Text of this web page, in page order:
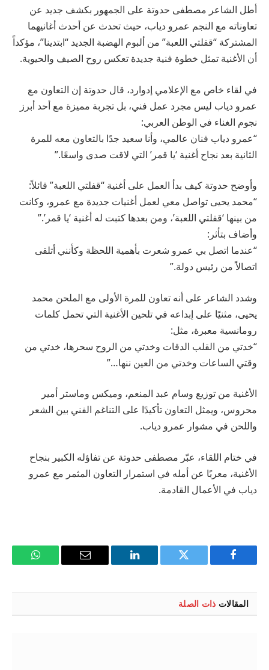
أطل الشاعر مصطفى حدوتة على الجمهور بكشف جديد عن
تعاوناته مع النجم عمرو دياب، حيث تحدث عن أحدث أغانيهما
المشتركة “قفلتي اللعبة” من ألبوم الهضبة الجديد “ابتدينا”، مؤكداً
أن الأغنية تمثل خطوة فنية جديدة تعكس روح الصيف والحيوية.
في لقاء خاص مع الإعلامي إدوارد، قال حدوتة إن التعاون مع
عمرو دياب ليس مجرد عمل فني، بل تجربة مميزة مع أحد أبرز
نجوم الغناء في الوطن العربي:
“عمرو دياب فنان عالمي، وأنا سعيد جدًا بالتعاون معه للمرة
الثانية بعد نجاح أغنية ‘يا قمر’ التي لاقت صدى واسعًا.”
وأوضح حدوتة كيف بدأ العمل على أغنية “قفلتي اللعبة” قائلاً:
“محمد يحيى تواصل معي لعمل أغنيات جديدة مع عمرو، وكانت
من بينها ‘قفلتي اللعبة’، ومن بعدها كتبت له أغنية ‘يا قمر’.”
وأضاف بتأثر:
“عندما اتصل بي عمرو شعرت بأهمية اللحظة وكأنني أتلقى
اتصالاً من رئيس دولة.”
وشدد الشاعر على أنه تعاون للمرة الأولى مع الملحن محمد
يحيى، مثنيًا على إبداعه في تلحين الأغنية التي تحمل كلمات
رومانسية معبرة، مثل:
“خدتي من القلب الدقات وخدتي من الروح سحرها، خدتي من
وقتي الساعات وخدتي من العين ننها…”
الأغنية من توزيع وسام عبد المنعم، وميكس وماستر أمير
محروس، ويمثل التعاون تأكيدًا على التناغم الفني بين الشعر
واللحن في مشوار عمرو دياب.
في ختام اللقاء، عبّر مصطفى حدوتة عن تفاؤله الكبير بنجاح
الأغنية، معربًا عن أمله في استمرار التعاون المثمر مع عمرو
دياب في الأعمال القادمة.
فيسبوك تويتر لينكدإن
البريد
واتساب
المقالات ذات الصلة